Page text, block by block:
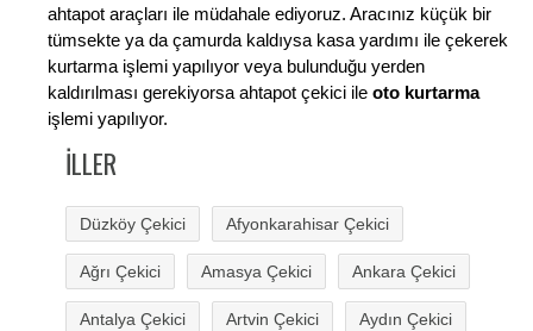
ahtapot araçları ile müdahale ediyoruz. Aracınız küçük bir
tümsekte ya da çamurda kaldıysa kasa yardımı ile çekerek
kurtarma işlemi yapılıyor veya bulunduğu yerden
kaldırılması gerekiyorsa ahtapot çekici ile oto kurtarma
işlemi yapılıyor.
İLLER
Düzköy Çekici Afyonkarahisar Çekici
Ağrı Çekici Amasya Çekici Ankara Çekici
Antalya Çekici Artvin Çekici Aydın Çekici